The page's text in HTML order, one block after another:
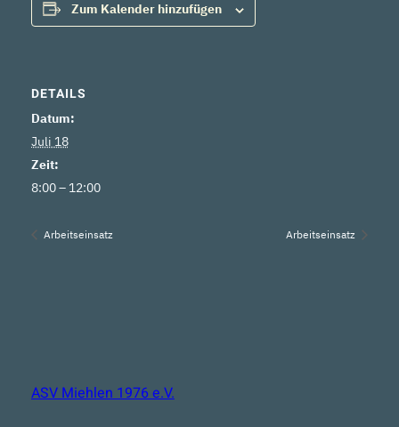
Zum Kalender hinzufügen
DETAILS
Datum:
Juli 18
Zeit:
8:00 – 12:00
Arbeitseinsatz Arbeitseinsatz
ASV Miehlen 1976 e.V.